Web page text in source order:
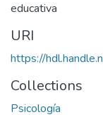
educativa
URI
https://
Collections
Psicología